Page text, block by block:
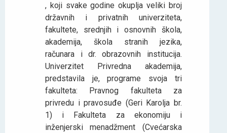
, koji svake godine okuplja veliki broj
državnih i privatnih univerziteta,
fakultete, srednjih i osnovnih škola,
akademija, škola stranih jezika,
računara i dr. obrazovnih institucija.
Univerzitet Privredna akademija,
predstavila je, programe svoja tri
fakulteta: Pravnog fakulteta za
privredu i pravosuđe (Geri Karolja br.
1) i Fakulteta za ekonomiju i
inženjerski menadžment (Cvećarska